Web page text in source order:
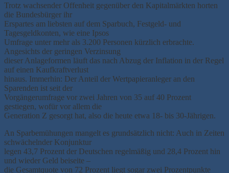
Trotz wachsender Offenheit gegenüber den Kapitalmärkten horten
die Bundesbürger ihr
Erspartes am liebsten auf dem Sparbuch, Festgeld- und
Tagesgeldkonten, wie eine Ipsos
Umfrage unter mehr als 3.200 Personen kürzlich erbrachte.
Angesichts der geringen Verzinsung
dieser Anlageformen läuft das nach Abzug der Inflation in der Regel
auf einen Kaufkraftverlust
hinaus. Immerhin: Der Anteil der Wertpapieranleger an den
Sparenden ist seit der
Vorgängerumfrage vor zwei Jahren von 35 auf 40 Prozent
gestiegen, wofür vor allem die
Generation Z gesorgt hat, also die heute etwa 18- bis 30-Jährigen.
An Sparbemühungen mangelt es grundsätzlich nicht: Auch in Zeiten
schwächelnder Konjunktur
legen 43,7 Prozent der Deutschen regelmäßig und 28,4 Prozent hin
und wieder Geld beiseite –
die Gesamtquote von 72 Prozent liegt sogar zwei Prozentpunkte